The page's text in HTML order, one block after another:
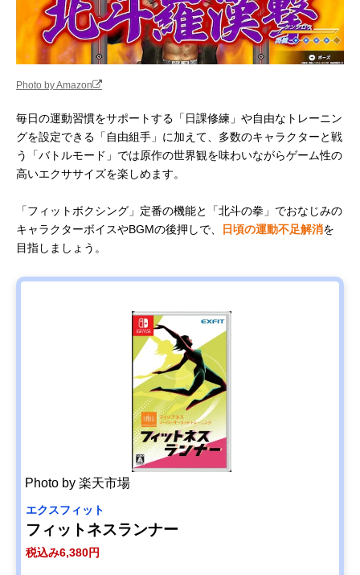
Photo by Amazon
毎日の運動習慣をサポートする「日課修練」や自由なトレーニン
グを設定できる「自由組手」に加えて、多数のキャラクターと戦
う「バトルモード」では原作の世界観を味わいながらゲーム性の
高いエクササイズを楽しめます。
「フィットボクシング」定番の機能と「北斗の拳」でおなじみの
キャラクターボイスやBGMの後押しで、
日頃の運動不足解消を
目指しましょう。
Photo by 楽天市場
エクスフィット
フィットネスランナー
税込み6,380円